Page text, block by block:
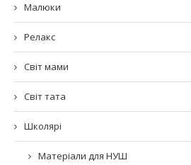
Малюки
Релакс
Світ мами
Світ тата
Школярі
Матеріали для НУШ